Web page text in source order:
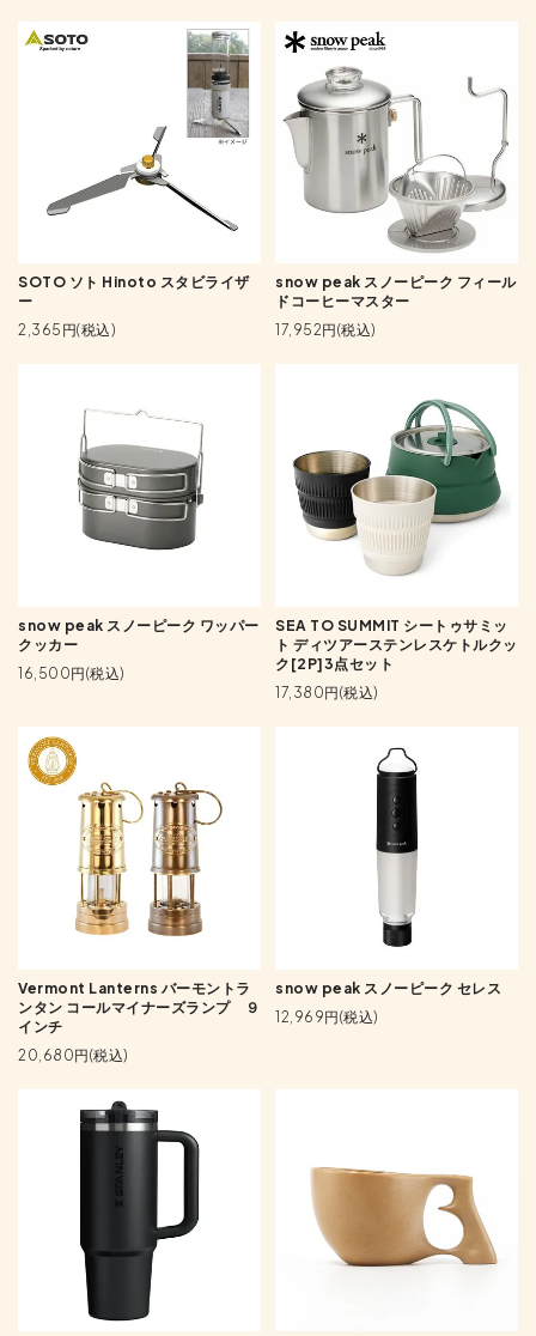
SOTO ソト Hinoto スタビライザ
ー
2,365円(税込)
snow peak スノーピーク フィール
ドコーヒーマスター
17,952円(税込)
snow peak スノーピーク ワッパー
クッカー
16,500円(税込)
SEA TO SUMMIT シートゥサミッ
ト ディツアーステンレスケトルクッ
ク[2P]3点セット
17,380円(税込)
Vermont Lanterns バーモントラ
ンタン コールマイナーズランプ ９
インチ
20,680円(税込)
snow peak スノーピーク セレス
12,969円(税込)